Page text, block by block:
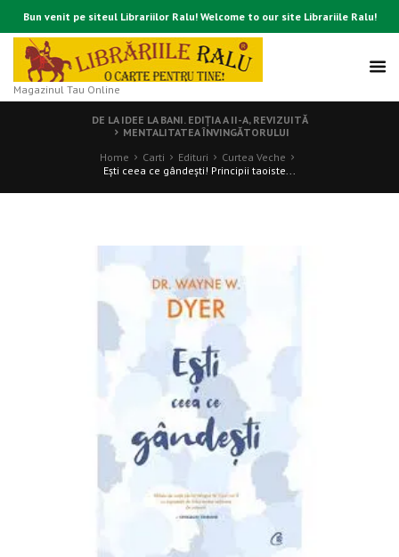
Bun venit pe siteul Librariilor Ralu! Welcome to our site Librariile Ralu!
Magazinul Tau Online
DE LA IDEE LA BANI. EDIŢIA A II-A, REVIZUITĂ
MENTALITATEA ÎNVINGĂTORULUI
Home
Carti Edituri
Curtea Veche
Eşti ceea ce gândeşti! Principii taoiste...